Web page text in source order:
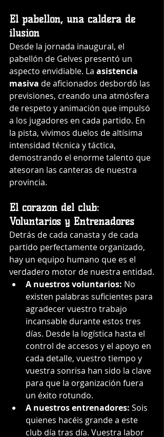
El pabellón, una caldera de
ilusión
Desde la jornada inaugural, el
pabellón de Gelves presentó un
aspecto envidiable. La asistencia
masiva de aficionados desbordó las
previsiones, creando una atmósfera
de respeto y animación que impulsó
a los jugadores en cada partido. En
la pista, vivimos duelos de altísima
intensidad técnica y táctica,
demostrando el enorme talento que
atesoran las canteras de nuestra
provincia.
El corazón del club:
Voluntarios y Entrenadores
Detrás de cada canasta y de cada
partido perfectamente organizado,
hay un equipo humano que es el
verdadero motor de nuestra entidad.
A nuestros voluntarios: No
existen palabras suficientes para
agradecer vuestro trabajo
incansable durante estos tres
días. Desde la logística hasta el
control de accesos y el apoyo en
cada detalle, vuestro tiempo y
vuestra sonrisa han sido la clave
para que la organización fuera
un éxito rotundo.
A nuestros entrenadores: Sois
quienes hacéis grande a este
club día tras día. Vuestra labor